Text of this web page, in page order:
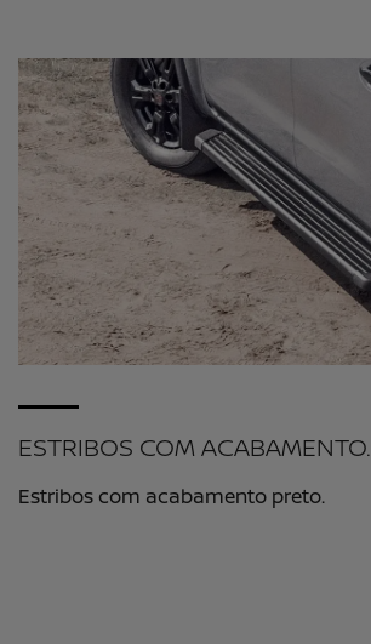
ESTRIBOS COM ACABAMENTO.
Estribos com acabamento preto.